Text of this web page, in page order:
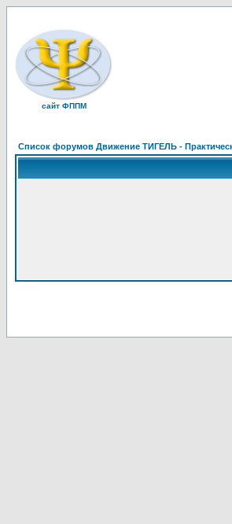
сайт ФППМ
Список форумов Движение ТИГЕЛЬ -